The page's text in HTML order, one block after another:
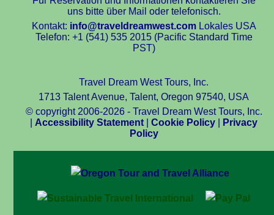
uns bitte über Mail oder telefonisch.
Kontakt: info@traveldreamwest.comLokales USA
Telefon: +1 (541) 535 2015 (Pacific Standard Time
PST)
Travel Dream West Tours, Inc.
1713 Talent Avenue, Talent, Oregon 97540, USA
© copyright 2006-2026 - Travel Dream West Tours, Inc.
Accessibility Statement |Cookie Policy
Privacy
Policy